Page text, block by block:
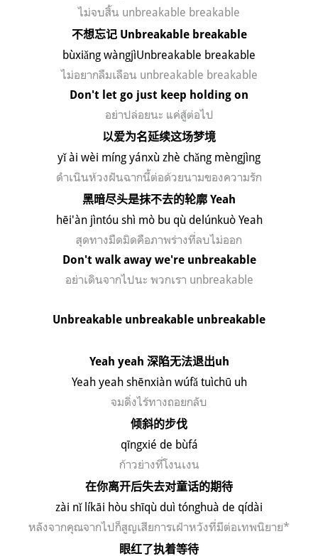
ไม่จบสิ้น unbreakable breakable
不想忘记Unbreakable breakable
bùxiǎng wàngjìUnbreakable breakable
ไม่อยากลืมเลือน unbreakable breakable
Don't let go just keep holding on
อย่าปล่อยนะ แค่สู้ต่อไป
以爱为名延续这场梦境
yǐ ài wèi míng yánxù zhè chǎng mèngjìng
ดำเนินห้วงฝันฉากนี้ต่อด้วยนามของความรัก
黑暗尽头是抹不去的轮廓 Yeah
hēi'àn jìntóu shì mò bu qù delúnkuò Yeah
สุดทางมืดมิดคือภาพร่างที่ลบไม่ออก
Don't walk away we're unbreakable
อย่าเดินจากไปนะ พวกเรา unbreakable
Unbreakable unbreakable unbreakable
Yeah yeah 深陷无法退出uh
Yeah yeah shēnxiàn wúfǎ tuìchū uh
จมดิ่งไร้ทางถอยกลับ
倾斜的步伐
qīngxié de bùfá
ก้าวย่างที่โงนเงน
在你离开后失去对童话的期待
zài nǐ líkāi hòu shīqù duì tónghuà de qídài
หลังจากคุณจากไปก็สูญเสียการเฝ้าหวังที่มีต่อเทพนิยาย*
眼红了执着等待